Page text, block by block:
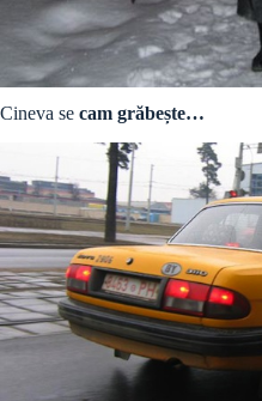
Cineva se cam grăbește…